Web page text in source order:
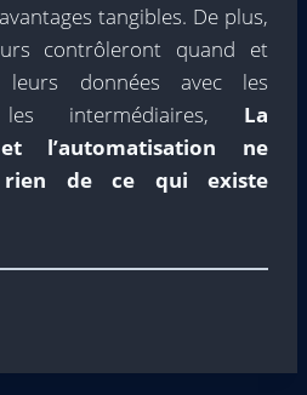
tangibles. De plus,
contrôleront quand et
leurs données avec les
intermédiaires, La
l’automatisation ne
rien de ce qui existe